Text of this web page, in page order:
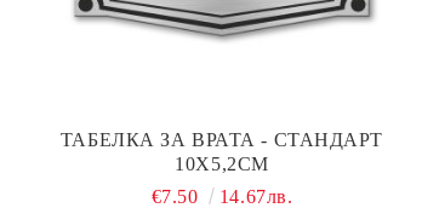
ТАБЕЛКА ЗА ВРАТА - СТАНДАРТ
10Х5,2СМ
€7.50
14.67лв.